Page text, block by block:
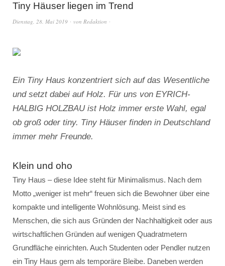
Tiny Häuser liegen im Trend
Dienstag, 28. Mai 2019 von Redaktion
Ein Tiny Haus konzentriert sich auf das Wesentliche
und setzt dabei auf Holz. Für uns von EYRICH-
HALBIG HOLZBAU ist Holz immer erste Wahl, egal
ob groß oder tiny. Tiny Häuser finden in Deutschland
immer mehr Freunde.
Klein und oho
Tiny Haus – diese Idee steht für Minimalismus. Nach dem
Motto „weniger ist mehr“ freuen sich die Bewohner über eine
kompakte und intelligente Wohnlösung. Meist sind es
Menschen, die sich aus Gründen der Nachhaltigkeit oder aus
wirtschaftlichen Gründen auf wenigen Quadratmetern
Grundfläche einrichten. Auch Studenten oder Pendler nutzen
ein Tiny Haus gern als temporäre Bleibe. Daneben werden